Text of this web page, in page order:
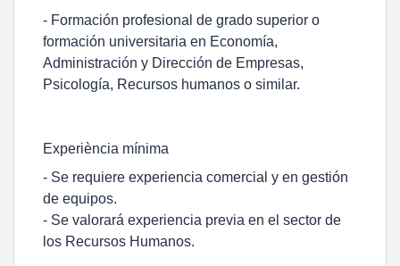
- Formación profesional de grado superior o
formación universitaria en Economía,
Administración y Dirección de Empresas,
Psicología, Recursos humanos o similar.
Experiència mínima
- Se requiere experiencia comercial y en gestión
de equipos.
- Se valorará experiencia previa en el sector de
los Recursos Humanos.